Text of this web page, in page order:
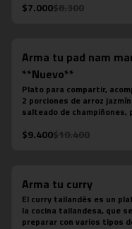
$7.000$8.300
Arma tu pad nam
**Nuevo**
Plato para compartir,
2 porciones de arroz
salteado de champiñones,
verde, salsa de soya, salsa
$9.400$10.400
Arma tu curry
El curry tailandés es un
la cocina tailandesa, que
preparar con varios tipos